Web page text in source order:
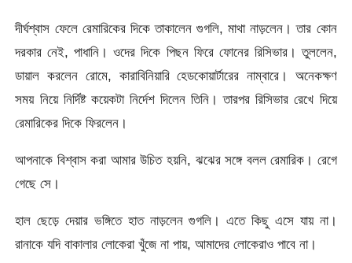
দীর্ঘশ্বাস ফেলে রেমারিকের দিকে তাকালেন গুগলি, মাথা নাড়লেন। তার কোন
দরকার নেই, পাধানি। ওদের দিকে পিছন ফিরে ফোনের রিসিভার। তুললেন,
ডায়াল করলেন রোমে, কারাবিনিয়ারি হেডকোয়ার্টারের নাম্বারে। অনেকক্ষণ
সময় নিয়ে নির্দিষ্ট কয়েকটা নির্দেশ দিলেন তিনি। তারপর রিসিভার রেখে দিয়ে
রেমারিকের দিকে ফিরলেন।
আপনাকে বিশ্বাস করা আমার উচিত হয়নি, ঝঝের সঙ্গে বলল রেমারিক। রেগে
গেছে সে।
হাল ছেড়ে দেয়ার ভঙ্গিতে হাত নাড়লেন গুগলি। এতে কিছু এসে যায় না।
রানাকে যদি বাকালার লোকেরা খুঁজে না পায়, আমাদের লোকেরাও পাবে না।